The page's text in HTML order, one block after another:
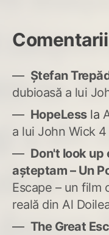
Ștefan
dubioasă a lui
HopeLessla
a lui John Wick 4
Don't look up
așteptam – Un
Escape – un film
reală din Al
The Great